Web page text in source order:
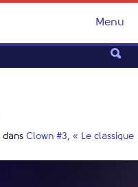
Menu
dans Clown #3, « Le classique